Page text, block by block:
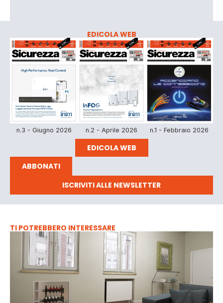
EDICOLA WEB
n.3 - Giugno 2026 n.2 - Aprile 2026 n.1 - Febbraio 2026
EDICOLA WEB
ABBONATI
ISCRIVITI ALLE NEWSLETTER
TI POTREBBERO INTERESSARE